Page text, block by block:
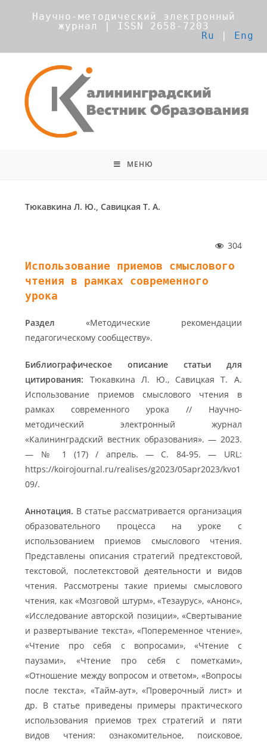
Научно-методический электронный
журнал | ISSN 2658-7203
Ru | Eng
МЕНЮ
Тюкавкина Л. Ю., Савицкая Т. А.
304
Использование приемов смыслового
чтения в рамках современного
урока
Раздел «Методические рекомендации
педагогическому сообществу».
Библиографическое описание статьи для
цитирования: Тюкавкина Л. Ю., Савицкая Т. А.
Использование приемов смыслового чтения в
рамках современного урока // Научно-
методический электронный журнал
«Калининградский вестник образования». — 2023.
— № 1 (17) / апрель. — С. 84-95. — URL:
https://koirojournal.ru/realises/g2023/05apr2023/kvo1
09/.
Аннотация. В статье рассматривается организация
образовательного процесса на уроке с
использованием приемов смыслового чтения.
Представлены описания стратегий предтекстовой,
текстовой, послетекстовой деятельности и видов
чтения. Рассмотрены такие приемы смыслового
чтения, как «Мозговой штурм», «Тезаурус», «Анонс»,
«Исследование авторской позиции», «Свертывание
и развертывание текста», «Попеременное чтение»,
«Чтение про себя с вопросами», «Чтение с
паузами», «Чтение про себя с пометками»,
«Отношение между вопросом и ответом», «Вопросы
после текста», «Тайм-аут», «Проверочный лист» и
др. В статье приведены примеры практического
использования приемов трех стратегий и пяти
видов чтения: ознакомительное, поисковое,